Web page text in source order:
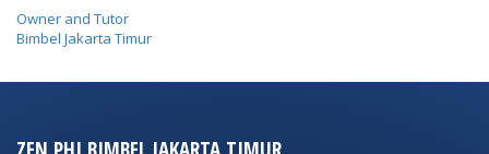
Owner and Tutor
Bimbel Jakarta Timur